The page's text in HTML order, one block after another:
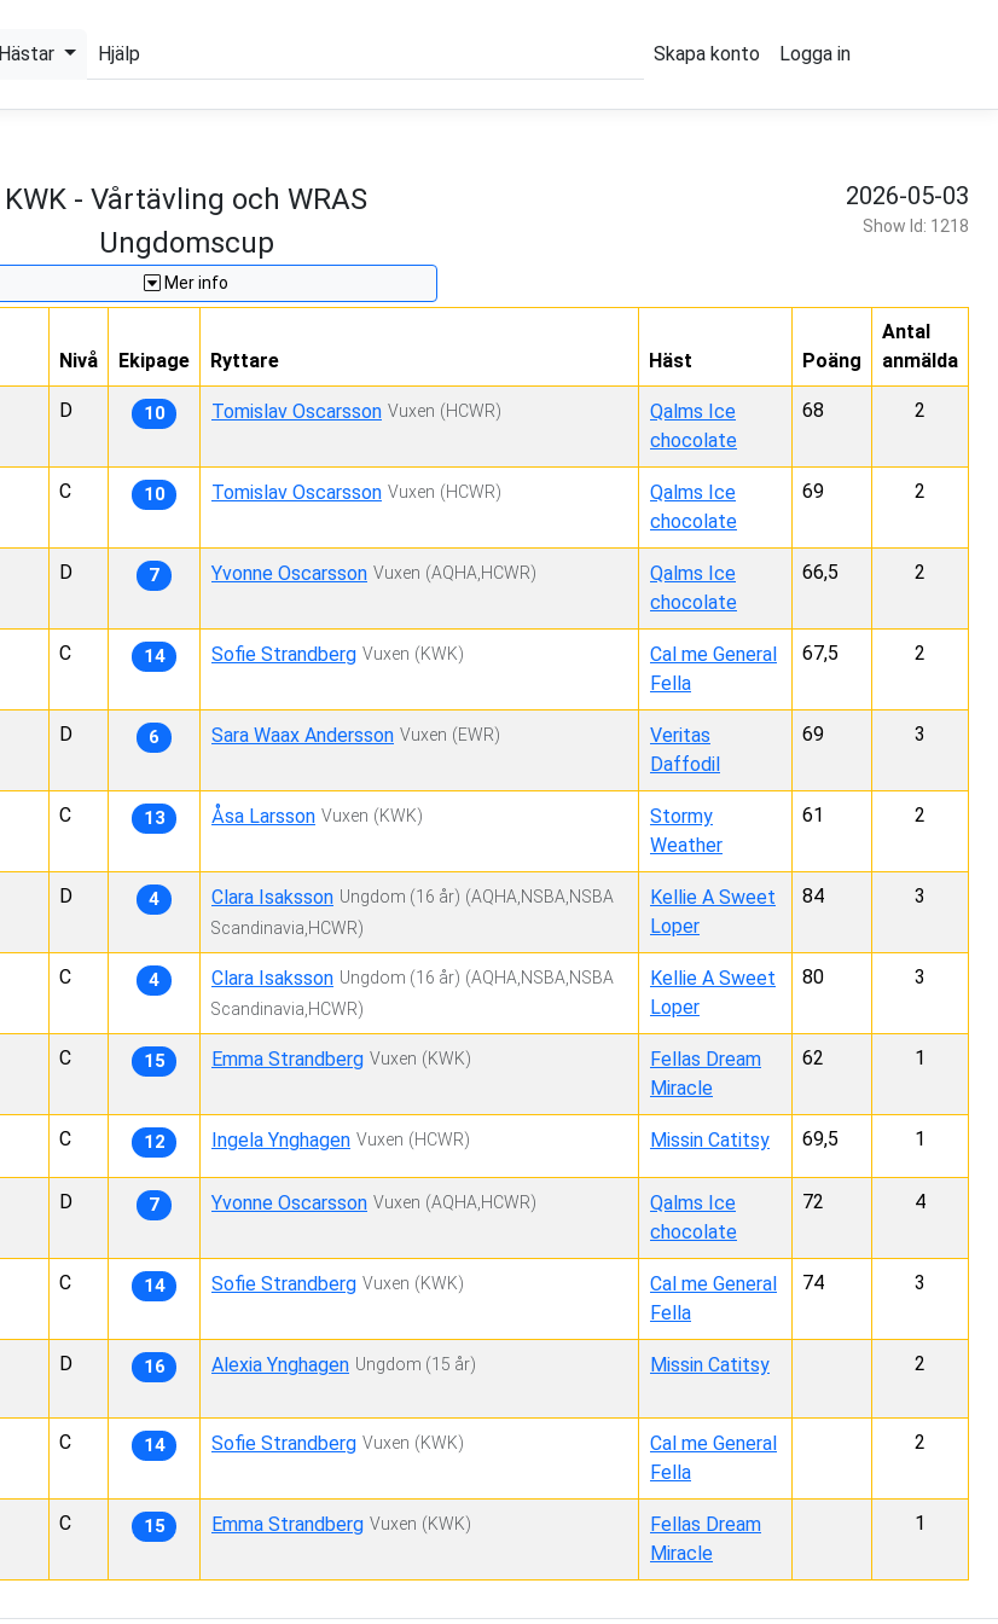
Hästar Hjälp Skapa konto Logga in
KWK - Vårtävling och WRAS
Ungdomscup
Mer info
2026-05-03
Show Id: 1218
Nivå Ekipage Ryttare Häst Poäng
Antal
anmälda
D 10 Tomislav Oscarsson Vuxen (HCWR)
Qalms Ice
chocolate
68 2
C 10 Tomislav Oscarsson Vuxen (HCWR)
Qalms Ice
chocolate
69 2
D 7 Yvonne Oscarsson Vuxen (AQHA,HCWR)
Qalms Ice
chocolate
66,5 2
C 14 Sofie Strandberg Vuxen (KWK)
Cal me General
Fella
67,5 2
D 6 Sara Waax Andersson Vuxen (EWR)
Veritas
Daffodil
69 3
C 13 Åsa Larsson Vuxen (KWK)
Stormy
Weather
61 2
D 4 Clara Isaksson Ungdom (16 år) (AQHA,NSBA,NSBA
Scandinavia,HCWR)
Kellie A Sweet
Loper
84 3
C 4 Clara Isaksson Ungdom (16 år) (AQHA,NSBA,NSBA
Scandinavia,HCWR)
Kellie A Sweet
Loper
80 3
C 15 Emma Strandberg Vuxen (KWK)
Fellas Dream
Miracle
62 1
C 12 Ingela Ynghagen Vuxen (HCWR) Missin Catitsy 69,5 1
D 7 Yvonne Oscarsson Vuxen (AQHA,HCWR)
Qalms Ice
chocolate
72 4
C 14 Sofie Strandberg Vuxen (KWK)
Cal me General
Fella
74 3
D 16 Alexia Ynghagen Ungdom (15 år) Missin Catitsy 2
C 14 Sofie Strandberg Vuxen (KWK)
Cal me General
Fella
2
C 15 Emma Strandberg Vuxen (KWK)
Fellas Dream
Miracle
1